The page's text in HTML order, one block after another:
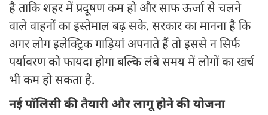
है ताकि शहर में प्रदूषण कम हो और साफ ऊर्जा से चलने
वाले वाहनों का इस्तेमाल बढ़ सके. सरकार का मानना है कि
अगर लोग इलेक्ट्रिक गाड़ियां अपनाते हैं तो इससे न सिर्फ
पर्यावरण को फायदा होगा बल्कि लंबे समय में लोगों का खर्च
भी कम हो सकता है.
नई पॉलिसी की तैयारी और लागू होने की योजना